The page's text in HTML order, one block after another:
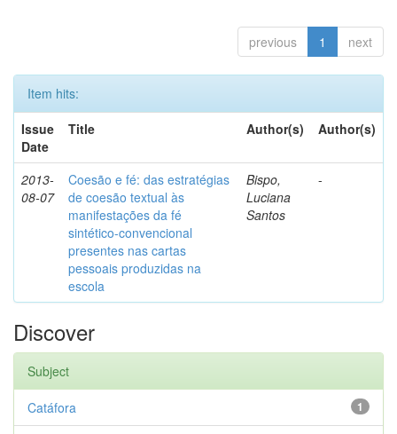
previous 1 next
Item hits:
Issue
Date
Title Author(s) Author(s)
2013-
08-07
Coesão e fé: das estratégias
de coesão textual às
manifestações da fé
sintético-convencional
presentes nas cartas
pessoais produzidas na
escola
Bispo,
Luciana
Santos
-
Discover
Subject
1
Catáfora